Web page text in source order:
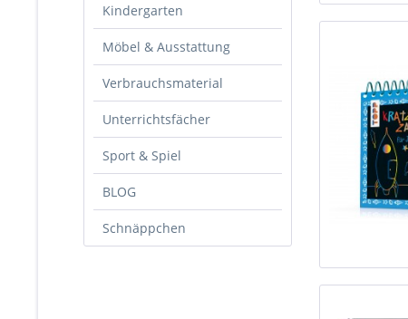
Kindergarten
Möbel & Ausstattung
Verbrauchsmaterial
Unterrichtsfächer
Sport & Spiel
BLOG
Schnäppchen